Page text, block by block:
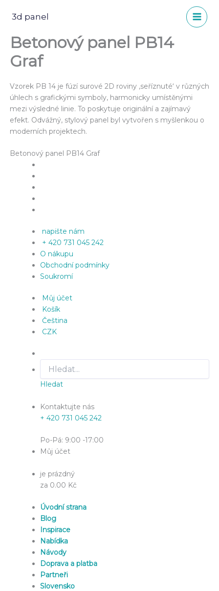
3d panel
Betonový panel PB14
Graf
Vzorek PB 14 je fúzí surové 2D roviny ‚seříznuté‘ v různých
úhlech s grafickými symboly, harmonicky umístěnými
mezi výsledné linie. To poskytuje originální a zajímavý
efekt. Odvážný, stylový panel byl vytvořen s myšlenkou o
moderních projektech.
Betonový panel PB14 Graf
napište nám
+ 420 731 045 242
O nákupu
Obchodní podmínky
Soukromí
Můj účet
Košík
Čeština
CZK
Hledat
Kontaktujte nás
+ 420 731 045 242
Po-Pá: 9:00 -17:00
Můj účet
je prázdný
za 0.00 Kč
Úvodní strana
Blog
Inspirace
Nabídka
Návody
Doprava a platba
Partneři
Slovensko